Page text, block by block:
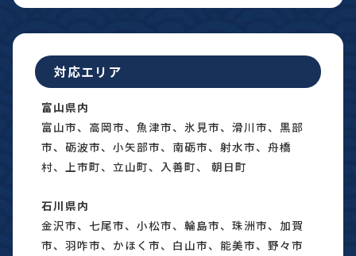
対応エリア
富山県内
富山市、高岡市、魚津市、氷見市、滑川市、黒部
市、砺波市、小矢部市、南砺市、射水市、舟橋
村、上市町、立山町、入善町、 朝日町
石川県内
金沢市、七尾市、小松市、輪島市、珠洲市、加賀
市、羽咋市、かほく市、白山市、能美市、野々市